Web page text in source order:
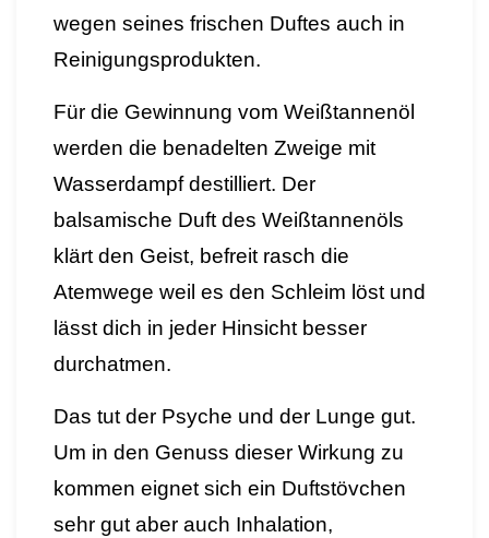
wegen seines frischen Duftes auch in
Reinigungsprodukten.
Für die Gewinnung vom Weißtannenöl
werden die benadelten Zweige mit
Wasserdampf destilliert. Der
balsamische Duft des Weißtannenöls
klärt den Geist, befreit rasch die
Atemwege weil es den Schleim löst und
lässt dich in jeder Hinsicht besser
durchatmen.
Das tut der Psyche und der Lunge gut.
Um in den Genuss dieser Wirkung zu
kommen eignet sich ein Duftstövchen
sehr gut aber auch Inhalation,